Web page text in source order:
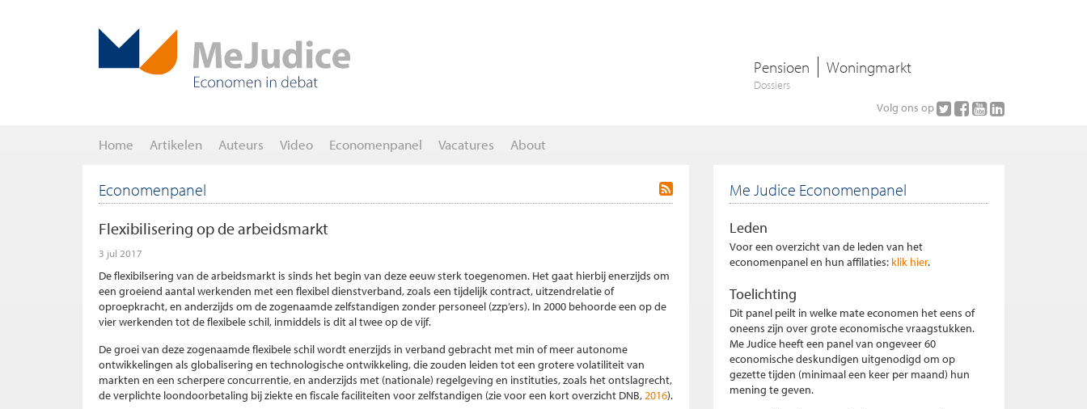
Pensioen Woningmarkt
Dossiers
Volg ons op
Home Artikelen Auteurs Video Economenpanel Vacatures About
Economenpanel
Flexibilisering op de arbeidsmarkt
3 jul 2017
De flexibilsering van de arbeidsmarkt is sinds het begin van deze eeuw sterk toegenomen. Het gaat hierbij enerzijds om
een groeiend aantal werkenden met een flexibel dienstverband, zoals een tijdelijk contract, uitzendrelatie of
oproepkracht, en anderzijds om de zogenaamde zelfstandigen zonder personeel (zzp’ers). In 2000 behoorde een op de
vier werkenden tot de flexibele schil, inmiddels is dit al twee op de vijf.
De groei van deze zogenaamde flexibele schil wordt enerzijds in verband gebracht met min of meer autonome
ontwikkelingen als globalisering en technologische ontwikkeling, die zouden leiden tot een grotere volatiliteit van
markten en een scherpere concurrentie, en anderzijds met (nationale) regelgeving en instituties, zoals het ontslagrecht,
de verplichte loondoorbetaling bij ziekte en fiscale faciliteiten voor zelfstandigen (zie voor een kort overzicht DNB,2016).
Me Judice Economenpanel
Leden
Voor een overzicht van de leden van het
economenpanel en hun affilaties: klik hier.
Toelichting
Dit panel peilt in welke mate economen het eens of
oneens zijn over grote economische vraagstukken.
Me Judice heeft een panel van ongeveer 60
economische deskundigen uitgenodigd om op
gezette tijden (minimaal een keer per maand) hun
mening te geven.